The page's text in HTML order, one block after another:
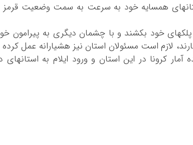
همسایه خود به سرعت به سمت وضعیت قرمز
پلکهای خود بکشند و با چشمان دیگری به پیرامون
لازم است مسئولان استان نیز هشیارانه عمل
آمار کرونا در این استان و ورود ایلام به استانهای